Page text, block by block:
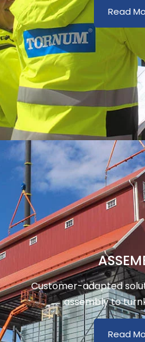
Read
Customer-adapted
assembly to
Read